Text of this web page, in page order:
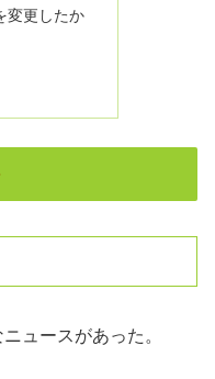
変更したか
ュースがあった。